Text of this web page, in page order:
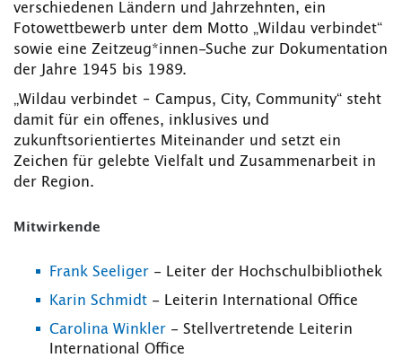
verschiedenen Ländern und Jahrzehnten, ein
Fotowettbewerb unter dem Motto „Wildau verbindet“
sowie eine Zeitzeug*innen-Suche zur Dokumentation
der Jahre 1945 bis 1989.
„Wildau verbindet – Campus, City, Community“ steht
damit für ein offenes, inklusives und
zukunftsorientiertes Miteinander und setzt ein
Zeichen für gelebte Vielfalt und Zusammenarbeit in
der Region.
Mitwirkende
Frank Seeliger - Leiter der Hochschulbibliothek
Karin Schmidt - Leiterin International Office
Carolina Winkler - Stellvertretende Leiterin
International Office